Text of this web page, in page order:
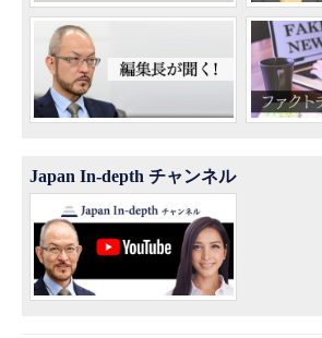
Japan In-depth チャンネル